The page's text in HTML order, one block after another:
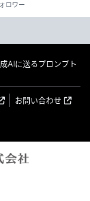
ロワー
AIに送るプロンプト
お問い合わせ